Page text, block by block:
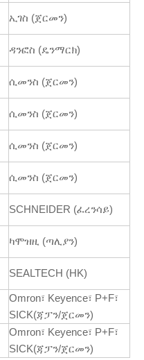
ኢገስ (ጀርመን)
ዳንፎስ (ዴንማርክ)
ሲመንስ (ጀርመን)
ሲመንስ (ጀርመን)
ሲመንስ (ጀርመን)
ሲመንስ (ጀርመን)
SCHNEIDER (ፈረንሳይ)
ካሞዝዚ (ጣሊያን)
SEALTECH (HK)
Omron፣ Keyence፣ P+F፣
SICK(ጃፓን/ጀርመን)
Omron፣ Keyence፣ P+F፣
SICK(ጃፓን/ጀርመን)